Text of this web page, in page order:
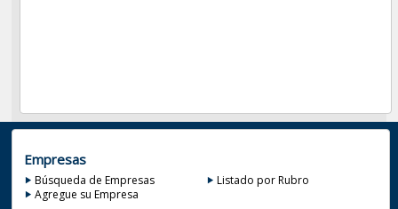
Empresas
Búsqueda de Empresas
Listado por Rubro
Agregue su Empresa